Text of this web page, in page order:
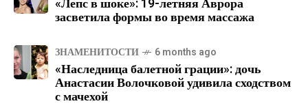
засветила формы во время массажа
ЗНАМЕНИТОСТИ 6 months ago
«Наследница балетной грации»: дочь
Анастасии Волочковой удивила сходством
с мачехой